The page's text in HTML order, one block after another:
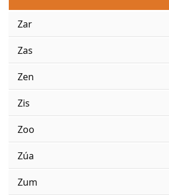
Zar
Zas
Zen
Zis
Zoo
Zúa
Zum